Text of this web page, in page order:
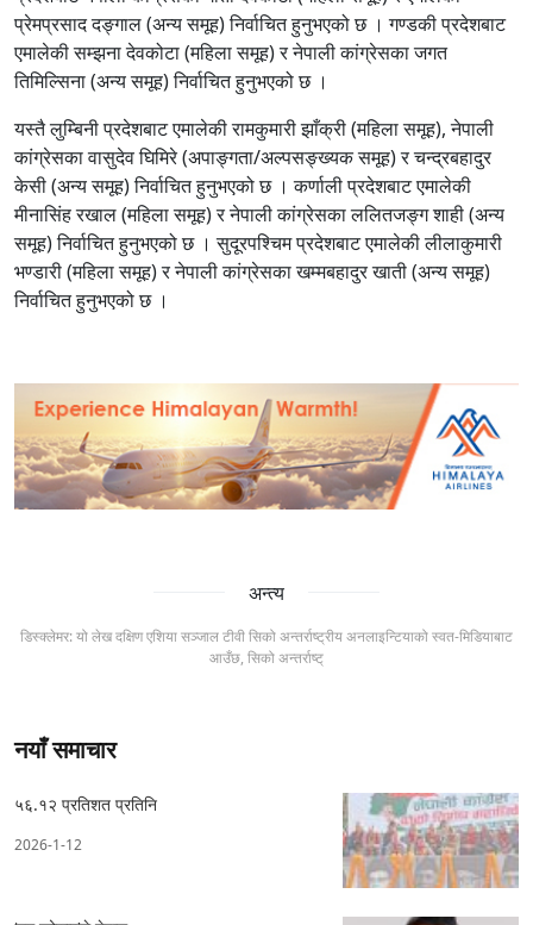
प्रेमप्रसाद दङ्गाल (अन्य समूह) निर्वाचित हुनुभएको छ । गण्डकी प्रदेशबाट
एमालेकी सम्झना देवकोटा (महिला समूह) र नेपाली कांग्रेसका जगत
तिमिल्सिना (अन्य समूह) निर्वाचित हुनुभएको छ ।
यस्तै लुम्बिनी प्रदेशबाट एमालेकी रामकुमारी झाँक्री (महिला समूह), नेपाली
कांग्रेसका वासुदेव घिमिरे (अपाङ्गता/अल्पसङ्ख्यक समूह) र चन्द्रबहादुर
केसी (अन्य समूह) निर्वाचित हुनुभएको छ । कर्णाली प्रदेशबाट एमालेकी
मीनासिंह रखाल (महिला समूह) र नेपाली कांग्रेसका ललितजङ्ग शाही (अन्य
समूह) निर्वाचित हुनुभएको छ । सुदूरपश्चिम प्रदेशबाट एमालेकी लीलाकुमारी
भण्डारी (महिला समूह) र नेपाली कांग्रेसका खम्मबहादुर खाती (अन्य समूह)
निर्वाचित हुनुभएको छ ।
अन्त्य
डिस्क्लेमर: यो लेख दक्षिण एशिया सञ्जाल टीवी सिको अन्तर्राष्ट्रीय अनलाइन्टियाको स्वत-मिडियाबाट
आउँछ, सिको अन्तर्राष्ट्
नयाँ समाचार
५६.१२ प्रतिशत प्रतिनि
2026-1-12